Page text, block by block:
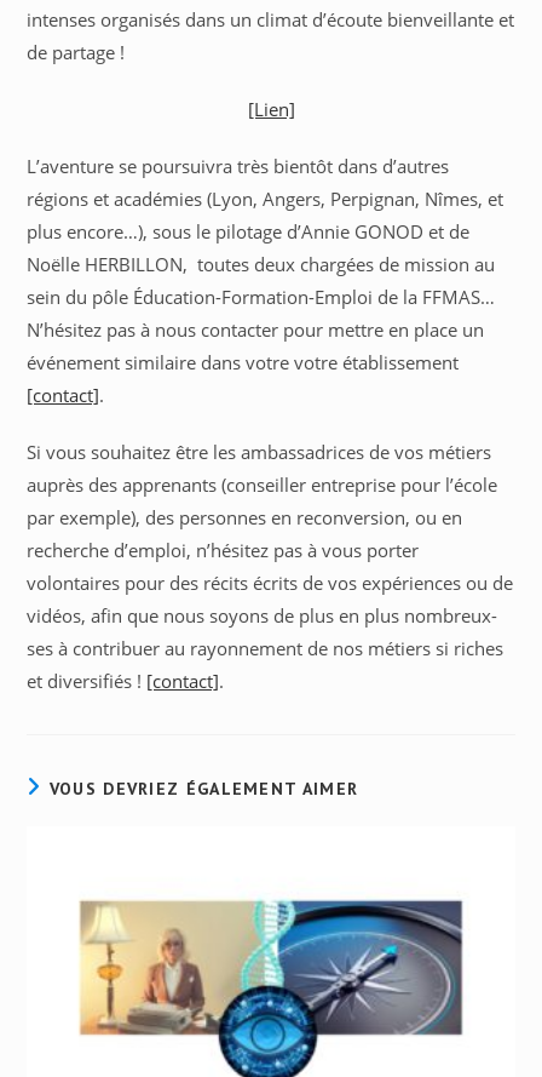
intenses organisés dans un climat d’écoute bienveillante et
de partage !
[Lien]
L’aventure se poursuivra très bientôt dans d’autres
régions et académies (Lyon, Angers, Perpignan, Nîmes, et
plus encore…), sous le pilotage d’Annie GONOD et de
Noëlle HERBILLON, toutes deux chargées de mission au
sein du pôle Éducation-Formation-Emploi de la FFMAS…
N’hésitez pas à nous contacter pour mettre en place un
événement similaire dans votre votre établissement
[contact].
Si vous souhaitez être les ambassadrices de vos métiers
auprès des apprenants (conseiller entreprise pour l’école
par exemple), des personnes en reconversion, ou en
recherche d’emploi, n’hésitez pas à vous porter
volontaires pour des récits écrits de vos expériences ou de
vidéos, afin que nous soyons de plus en plus nombreux-
ses à contribuer au rayonnement de nos métiers si riches
et diversifiés ! [contact].
VOUS DEVRIEZ ÉGALEMENT AIMER